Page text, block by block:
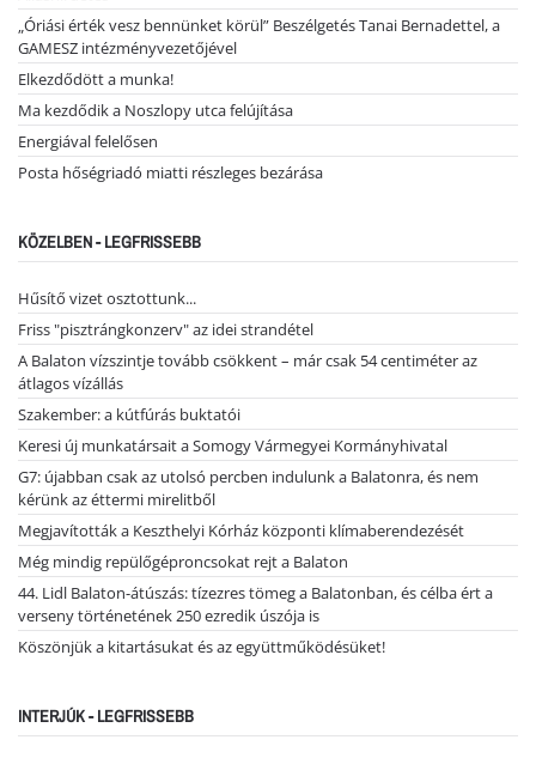
„Óriási érték vesz bennünket körül” Beszélgetés Tanai Bernadettel, a
GAMESZ intézményvezetőjével
Elkezdődött a munka!
Ma kezdődik a Noszlopy utca felújítása
Energiával felelősen
Posta hőségriadó miatti részleges bezárása
KÖZELBEN - LEGFRISSEBB
Hűsítő vizet osztottunk...
Friss "pisztrángkonzerv" az idei strandétel
A Balaton vízszintje tovább csökkent – már csak 54 centiméter az
átlagos vízállás
Szakember: a kútfúrás buktatói
Keresi új munkatársait a Somogy Vármegyei Kormányhivatal
G7: újabban csak az utolsó percben indulunk a Balatonra, és nem
kérünk az éttermi mirelitből
Megjavították a Keszthelyi Kórház központi klímaberendezését
Még mindig repülőgéproncsokat rejt a Balaton
44. Lidl Balaton-átúszás: tízezres tömeg a Balatonban, és célba ért a
verseny történetének 250 ezredik úszója is
Köszönjük a kitartásukat és az együttműködésüket!
INTERJÚK - LEGFRISSEBB